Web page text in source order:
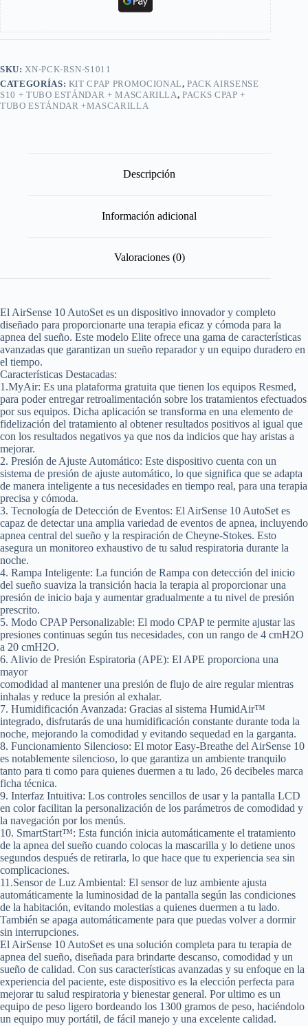
SKU:XN-PCK-RSN-S1011
CATEGORÍAS: KIT CPAP PROMOCIONAL,PACK AIRSENSE
S10 + TUBO ESTÁNDAR + MASCARILLA,PACKS CPAP +
TUBO ESTÁNDAR +MASCARILLA
Descripción
Información adicional
Valoraciones (0)
El AirSense 10 AutoSet es un dispositivo innovador y completo
diseñado para proporcionarte una terapia eficaz y cómoda para la
apnea del sueño. Este modelo Elite ofrece una gama de características
avanzadas que garantizan un sueño reparador y un equipo duradero en
el tiempo.
Características Destacadas:
1.MyAir: Es una plataforma gratuita que tienen los equipos Resmed,
para poder entregar retroalimentación sobre los tratamientos efectuados
por sus equipos. Dicha aplicación se transforma en una elemento de
fidelización del tratamiento al obtener resultados positivos al igual que
con los resultados negativos ya que nos da indicios que hay aristas a
mejorar.
2. Presión de Ajuste Automático: Este dispositivo cuenta con un
sistema de presión de ajuste automático, lo que significa que se adapta
de manera inteligente a tus necesidades en tiempo real, para una terapia
precisa y cómoda.
3. Tecnología de Detección de Eventos: El AirSense 10 AutoSet es
capaz de detectar una amplia variedad de eventos de apnea, incluyendo
apnea central del sueño y la respiración de Cheyne-Stokes. Esto
asegura un monitoreo exhaustivo de tu salud respiratoria durante la
noche.
4. Rampa Inteligente: La función de Rampa con detección del inicio
del sueño suaviza la transición hacia la terapia al proporcionar una
presión de inicio baja y aumentar gradualmente a tu nivel de presión
prescrito.
5. Modo CPAP Personalizable: El modo CPAP te permite ajustar las
presiones continuas según tus necesidades, con un rango de 4 cmH2O
a 20 cmH2O.
6. Alivio de Presión Espiratoria (APE): El APE proporciona una
mayor
comodidad al mantener una presión de flujo de aire regular mientras
inhalas y reduce la presión al exhalar.
7. Humidificación Avanzada: Gracias al sistema HumidAir™
integrado, disfrutarás de una humidificación constante durante toda la
noche, mejorando la comodidad y evitando sequedad en la garganta.
8. Funcionamiento Silencioso: El motor Easy-Breathe del AirSense 10
es notablemente silencioso, lo que garantiza un ambiente tranquilo
tanto para ti como para quienes duermen a tu lado, 26 decibeles marca
ficha técnica.
9. Interfaz Intuitiva: Los controles sencillos de usar y la pantalla LCD
en color facilitan la personalización de los parámetros de comodidad y
la navegación por los menús.
10. SmartStart™: Esta función inicia automáticamente el tratamiento
de la apnea del sueño cuando colocas la mascarilla y lo detiene unos
segundos después de retirarla, lo que hace que tu experiencia sea sin
complicaciones.
11.Sensor de Luz Ambiental: El sensor de luz ambiente ajusta
automáticamente la luminosidad de la pantalla según las condiciones
de la habitación, evitando molestias a quienes duermen a tu lado.
También se apaga automáticamente para que puedas volver a dormir
sin interrupciones.
El AirSense 10 AutoSet es una solución completa para tu terapia de
apnea del sueño, diseñada para brindarte descanso, comodidad y un
sueño de calidad. Con sus características avanzadas y su enfoque en la
experiencia del paciente, este dispositivo es la elección perfecta para
mejorar tu salud respiratoria y bienestar general. Por ultimo es un
equipo de peso ligero bordeando los 1300 gramos de peso, haciéndolo
un equipo muy portátil, de fácil manejo y una excelente calidad.